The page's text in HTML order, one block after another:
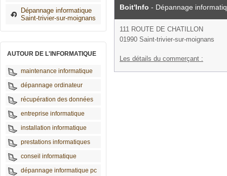
Dépannage informatique
Saint-trivier-sur-moignans
AUTOUR DE L'INFORMATIQUE
maintenance informatique
dépannage ordinateur
récupération des données
entreprise informatique
installation informatique
prestations informatiques
conseil informatique
dépannage informatique pc
Boit'Info - Dépannage
111 ROUTE DE CHATILLON
01990 Saint-trivier-sur-moignans
Les détails du commerçant :